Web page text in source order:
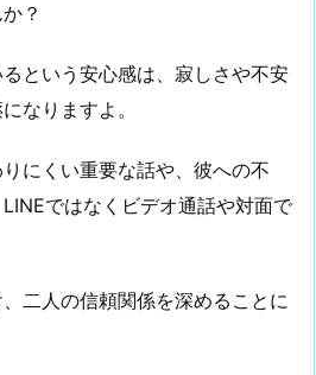
？
という安心感は、寂しさや不安
なりますよ。
にくい重要な話や、彼への不
ではなくビデオ通話や対面で
二人の信頼関係を深めることに